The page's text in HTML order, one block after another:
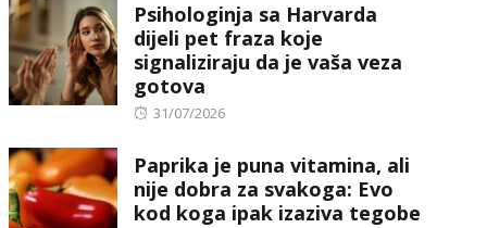
Psihologinja sa Harvarda
dijeli pet fraza koje
signaliziraju da je vaša veza
gotova
Posted
31/07/2026
Paprika je puna vitamina, ali
nije dobra za svakoga: Evo
kod koga ipak izaziva tegobe